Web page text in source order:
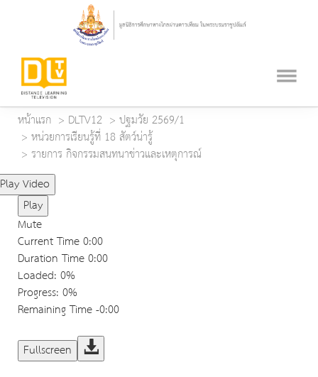
หน้าแรก DLTV12
ปฐมวัย 2569/1
หน่วยการเรียนรู้ที่ 18 สัตว์น่ารู้
รายการ กิจกรรมสนทนาข่าวและเหตุการณ์
Play Video
Play
Mute
Current Time0:00
Duration Time0:00
Loaded: 0%
Progress: 0%
Remaining Time-0:00
Fullscreen